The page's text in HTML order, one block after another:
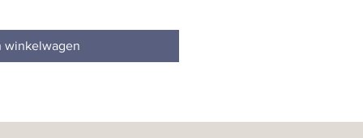
winkelwagen